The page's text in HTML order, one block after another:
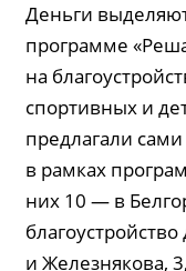
Деньги
программе
на
спортивных и
предлагали
в рамках
них 10 — в
и Железнякова,